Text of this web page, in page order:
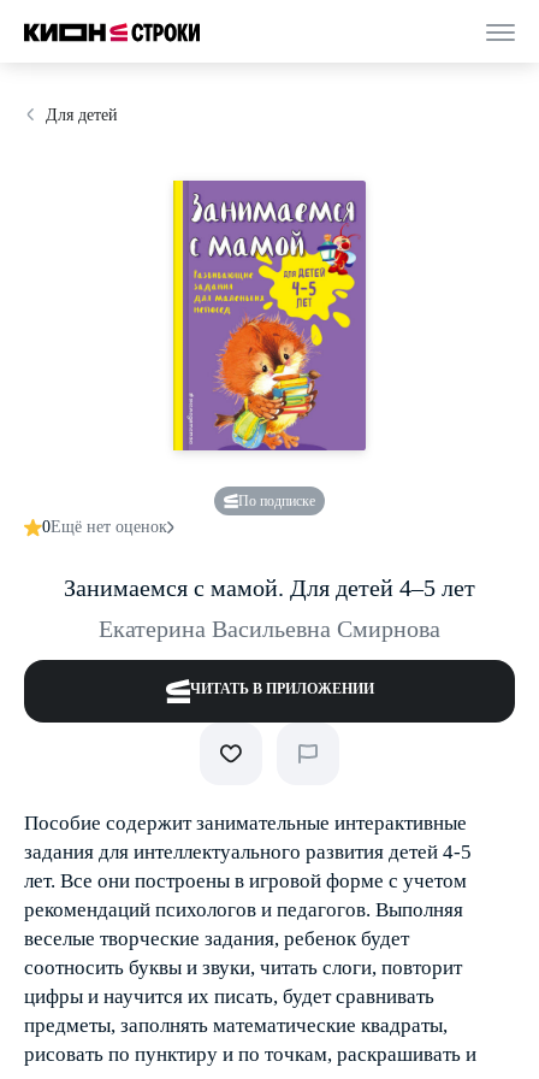
Для детей
По подписке
0Ещё нет оценок
Занимаемся с мамой. Для детей 4–5 лет
Екатерина Васильевна Смирнова
ЧИТАТЬ В ПРИЛОЖЕНИИ
Пособие содержит занимательные интерактивные
задания для интеллектуального развития детей 4-5
лет. Все они построены в игровой форме с учетом
рекомендаций психологов и педагогов. Выполняя
веселые творческие задания, ребенок будет
соотносить буквы и звуки, читать слоги, повторит
цифры и научится их писать, будет сравнивать
предметы, заполнять математические квадраты,
рисовать по пунктиру и по точкам, раскрашивать и